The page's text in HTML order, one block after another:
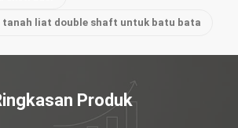
tanah liat double shaft untuk batu bata
Produk